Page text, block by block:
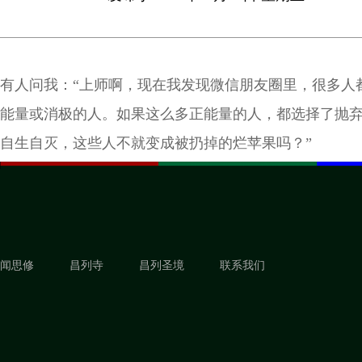
有人问我：“上师啊，现在我发现微信朋友圈里，很多人
能量或消极的人。如果这么多正能量的人，都选择了抛
自生自灭，这些人不就变成被扔掉的烂苹果吗？”
闻思修 昌列寺 昌列圣境 联系我们